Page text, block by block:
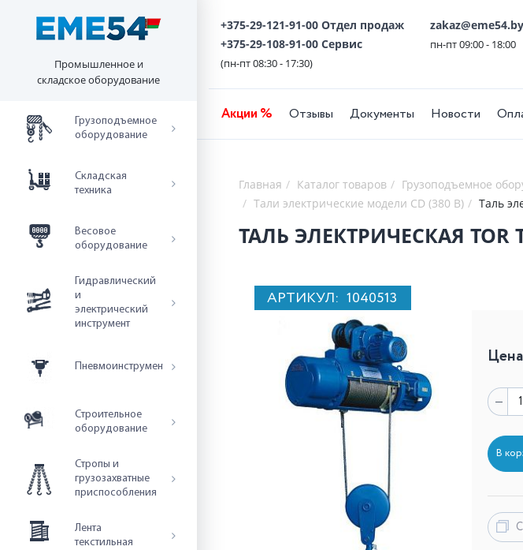
Промышленное и
складское оборудование
Грузоподъемное
оборудование
Складская
техника
Весовое
оборудование
Гидравлический
и
электрический
инструмент
Пневмоинструмент
Строительное
оборудование
Стропы и
грузозахватные
приспособления
Лента
текстильная
+375-29-121-91-00 Отдел продаж
+375-29-108-91-00 Сервис
(пн-пт 08:30 - 17:30)
zakaz@eme54.by
пн-пт 09:00 - 18:00
Акции % Отзывы Документы Новости
Главная Каталог товаров Грузоподъемное
Тали электрические модели CD (380 В)
Таль
ТАЛЬ ЭЛЕКТРИЧЕСКАЯ TOR
АРТИКУЛ: 1040513
В